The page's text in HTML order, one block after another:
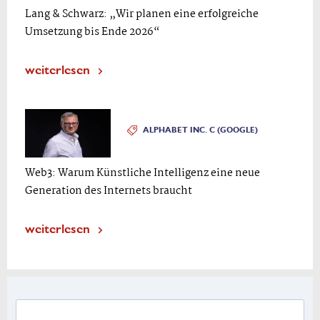
Lang & Schwarz: „Wir planen eine erfolgreiche
Umsetzung bis Ende 2026“
weiterlesen
ALPHABET INC. C (GOOGLE)
Web3: Warum Künstliche Intelligenz eine neue
Generation des Internets braucht
weiterlesen